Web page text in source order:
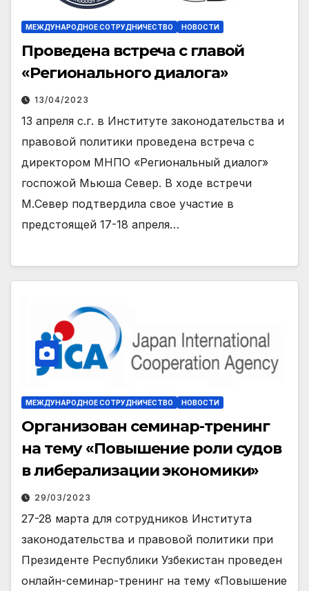
МЕЖДУНАРОДНОЕ СОТРУДНИЧЕСТВО НОВОСТИ
Проведена встреча с главой
«Регионального диалога»
13/04/2023
13 апреля с.г. в Институте законодательства и
правовой политики проведена встреча с
директором МНПО «Региональный диалог»
госпожой Мьюша Север. В ходе встречи
М.Север подтвердила свое участие в
предстоящей 17-18 апреля…
МЕЖДУНАРОДНОЕ СОТРУДНИЧЕСТВО НОВОСТИ
Организован семинар-тренинг
на тему «Повышение роли судов
в либерализации экономики»
29/03/2023
27-28 марта для сотрудников Института
законодательства и правовой политики при
Президенте Республики Узбекистан проведен
онлайн-семинар-тренинг на тему «Повышение